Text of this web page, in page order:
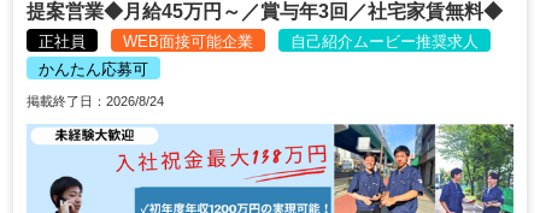
提案営業◆月給45万円～／賞与年3回／社宅家賃無料◆
正社員 WEB面接可能企業
自己紹介ムービー推奨求人
かんたん応募可
掲載終了日：2026/8/24